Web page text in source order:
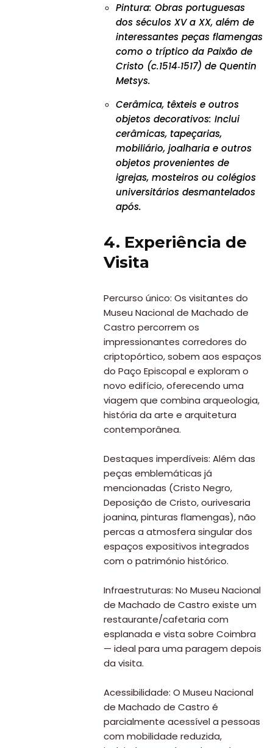
Pintura: Obras portuguesas
dos séculos XV a XX, além de
interessantes peças flamengas
como o tríptico da Paixão de
Cristo (c.1514‑1517) de Quentin
Metsys.
Cerâmica, têxteis e outros
objetos decorativos: Inclui
cerâmicas, tapeçarias,
mobiliário, joalharia e outros
objetos provenientes de
igrejas, mosteiros ou colégios
universitários desmantelados
após.
4. Experiência de
Visita
Percurso único: Os visitantes do
Museu Nacional de Machado de
Castro percorrem os
impressionantes corredores do
criptopórtico, sobem aos espaços
do Paço Episcopal e exploram o
novo edifício, oferecendo uma
viagem que combina arqueologia,
história da arte e arquitetura
contemporânea.
Destaques imperdíveis: Além das
peças emblemáticas já
mencionadas (Cristo Negro,
Deposição de Cristo, ourivesaria
joanina, pinturas flamengas), não
percas a atmosfera singular dos
espaços expositivos integrados
com o património histórico.
Infraestruturas: No Museu Nacional
de Machado de Castro existe um
restaurante/cafetaria com
esplanada e vista sobre Coimbra
— ideal para uma paragem depois
da visita.
Acessibilidade: O Museu Nacional
de Machado de Castro é
parcialmente acessível a pessoas
com mobilidade reduzida,